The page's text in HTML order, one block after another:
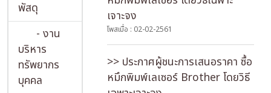
พัสดุ
- งาน
บริหาร
ทรัพยากร
บุคคล
เจาะจง
โพสเมื่อ : 02-02-2561
>> ประกาศผู้ชนะการเสนอราคา ซื้อ
หมึกพิมพ์เลเซอร์ Brother โดยวิธี